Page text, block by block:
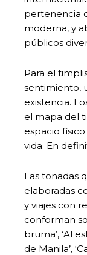
pertenencia
moderna, y
públicos
Para el
sentimiento,
existencia.
el mapa del
espacio
vida. En
Las tonadas
elaboradas
y viajes con
conforman
bruma’, ‘Al
de Manila’,